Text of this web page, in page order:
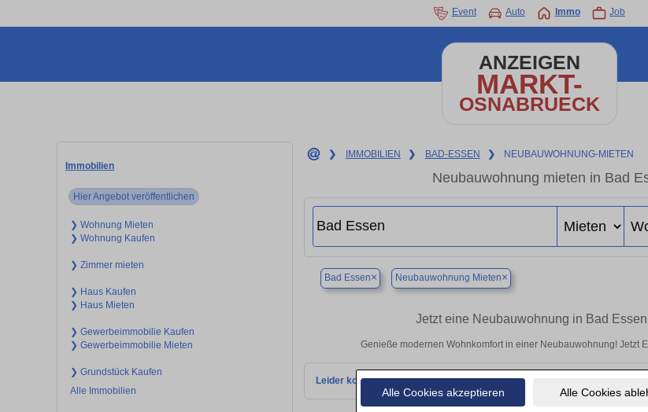
Alle Cookies akzeptieren Alle Cookies
Event Auto Immo Job
ANZEIGEN
MARKT-
OSNABRUECK
Immobilien
Hier Angebot veröffentlichen
❯ Wohnung Mieten
❯ Wohnung Kaufen
❯ Zimmer mieten
❯ Haus Kaufen
❯ Haus Mieten
❯ Gewerbeimmobilie Kaufen
❯ Gewerbeimmobilie Mieten
❯ Grundstück Kaufen
Alle Immobilien
❯ IMMOBILIEN ❯ BAD-ESSEN ❯ NEUBAUWOHNUNG-MIETEN
Neubauwohnung mieten in Bad
Bad Essen× Neubauwohnung Mieten×
Jetzt eine Neubauwohnung in Bad
Genieße modernen Wohnkomfort in einer Neubauwohnung! Jetzt
Leider konnten wir derzeit keine passenden Objekte finden. Schauen Sie